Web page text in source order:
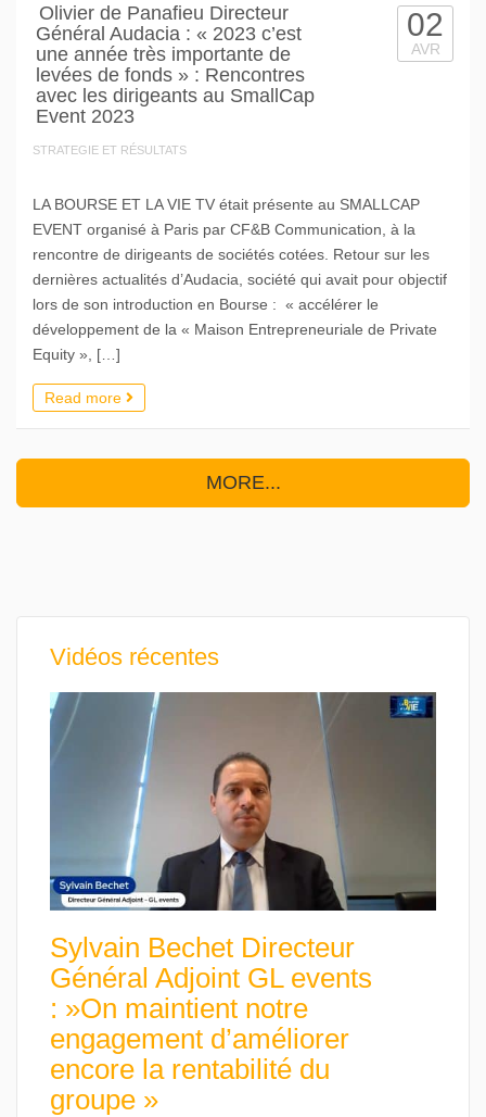
Olivier de Panafieu Directeur
Général Audacia : « 2023 c’est
une année très importante de
levées de fonds » : Rencontres
avec les dirigeants au SmallCap
Event 2023
STRATEGIE ET RÉSULTATS
02
AVR
LA BOURSE ET LA VIE TV était présente au SMALLCAP
EVENT organisé à Paris par CF&B Communication, à la
rencontre de dirigeants de sociétés cotées. Retour sur les
dernières actualités d’Audacia, société qui avait pour objectif
lors de son introduction en Bourse : « accélérer le
développement de la « Maison Entrepreneuriale de Private
Equity », […]
Read more
MORE...
Vidéos récentes
Sylvain Bechet Directeur
Général Adjoint GL events
: »On maintient notre
engagement d’améliorer
encore la rentabilité du
groupe »